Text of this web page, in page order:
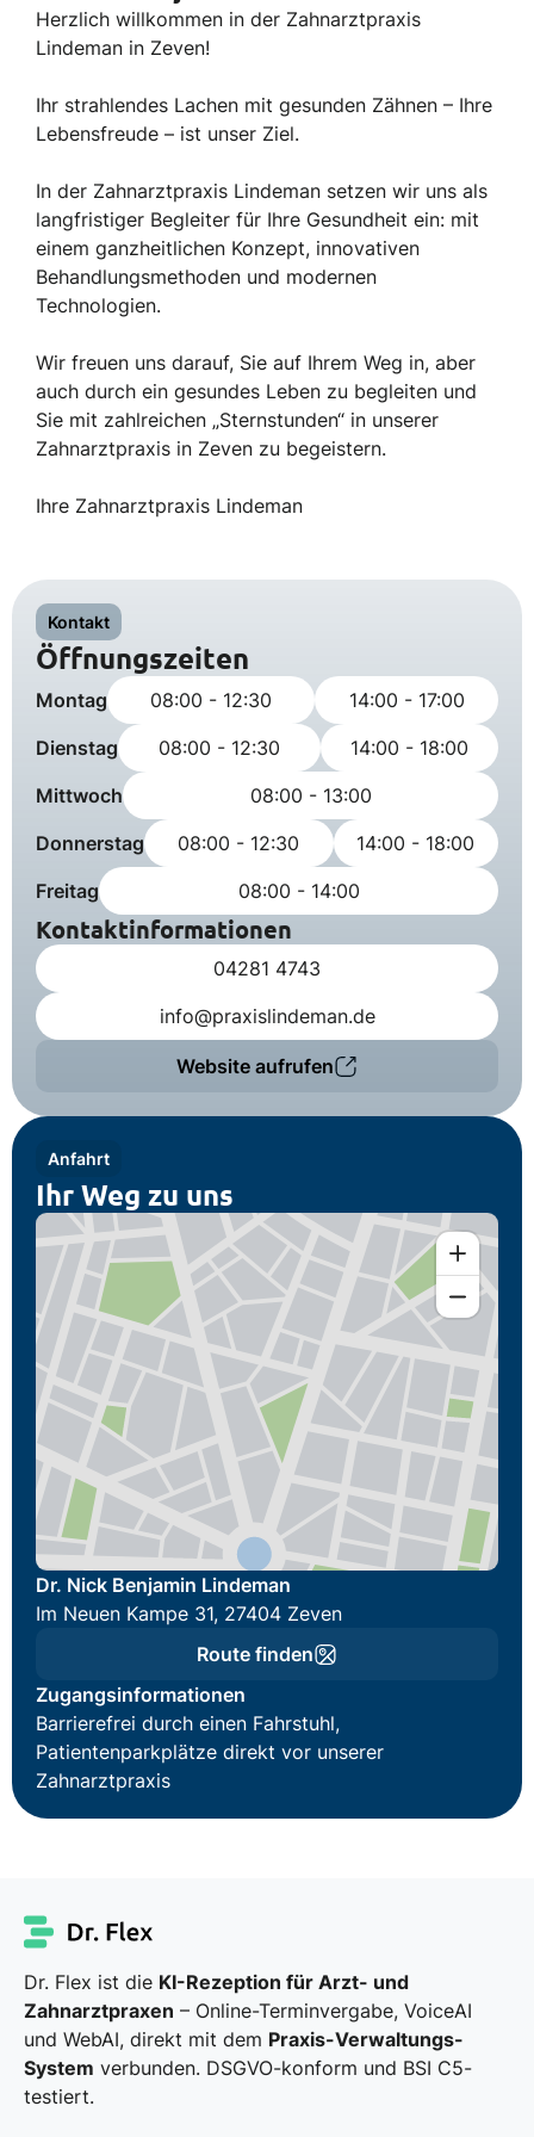
Herzlich willkommen in der Zahnarztpraxis
Lindeman in Zeven!
Ihr strahlendes Lachen mit gesunden Zähnen – Ihre
Lebensfreude – ist unser Ziel.
In der Zahnarztpraxis Lindeman setzen wir uns als
langfristiger Begleiter für Ihre Gesundheit ein: mit
einem ganzheitlichen Konzept, innovativen
Behandlungsmethoden und modernen
Technologien.
Wir freuen uns darauf, Sie auf Ihrem Weg in, aber
auch durch ein gesundes Leben zu begleiten und
Sie mit zahlreichen „Sternstunden“ in unserer
Zahnarztpraxis in Zeven zu begeistern.
Ihre Zahnarztpraxis Lindeman
Kontakt
Öffnungszeiten
Montag 08:00 - 12:30
14:00 - 17:00
Dienstag
08:00 - 12:30
14:00 - 18:00
Mittwoch
08:00 - 13:00
Donnerstag
08:00 - 12:30
14:00 - 18:00
Freitag
08:00 - 14:00
Kontaktinformationen
04281 4743
info@praxislindeman.de
Website aufrufen
Anfahrt
Ihr Weg zu uns
Dr. Nick Benjamin Lindeman
Im Neuen Kampe 31, 27404 Zeven
Route finden
Zugangsinformationen
Barrierefrei durch einen Fahrstuhl,
Patientenparkplätze direkt vor unserer
Zahnarztpraxis
Dr. Flex ist die KI-Rezeption für Arzt- und
Zahnarztpraxen – Online-Terminvergabe, VoiceAI
und WebAI, direkt mit dem Praxis-Verwaltungs-
System verbunden. DSGVO-konform und BSI C5-
testiert.